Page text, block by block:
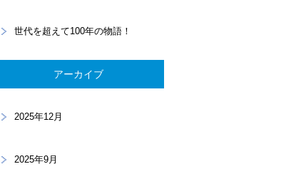
世代を超えて100年の物語！
アーカイブ
2025年12月
2025年9月